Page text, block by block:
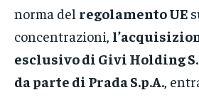
norma del regolamento UE
concentrazioni,
esclusivo di Givi Holding
da parte di Prada S.p.A. ,